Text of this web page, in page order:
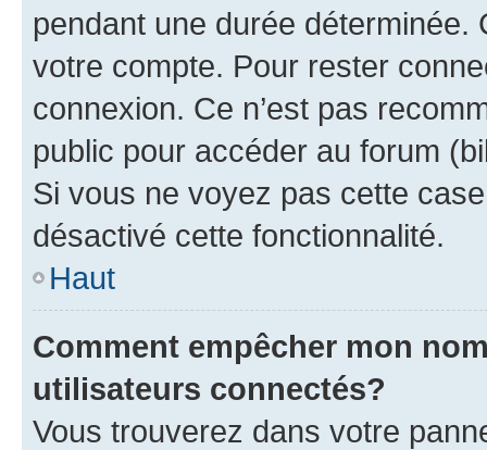
pendant une durée déterminée.
votre compte. Pour rester
connexion. Ce n’est pas
public pour accéder au forum
Si vous ne voyez pas cette
désactivé cette fonctionnalité.
Haut
Comment empêcher mon
utilisateurs connectés?
Vous trouverez dans votre